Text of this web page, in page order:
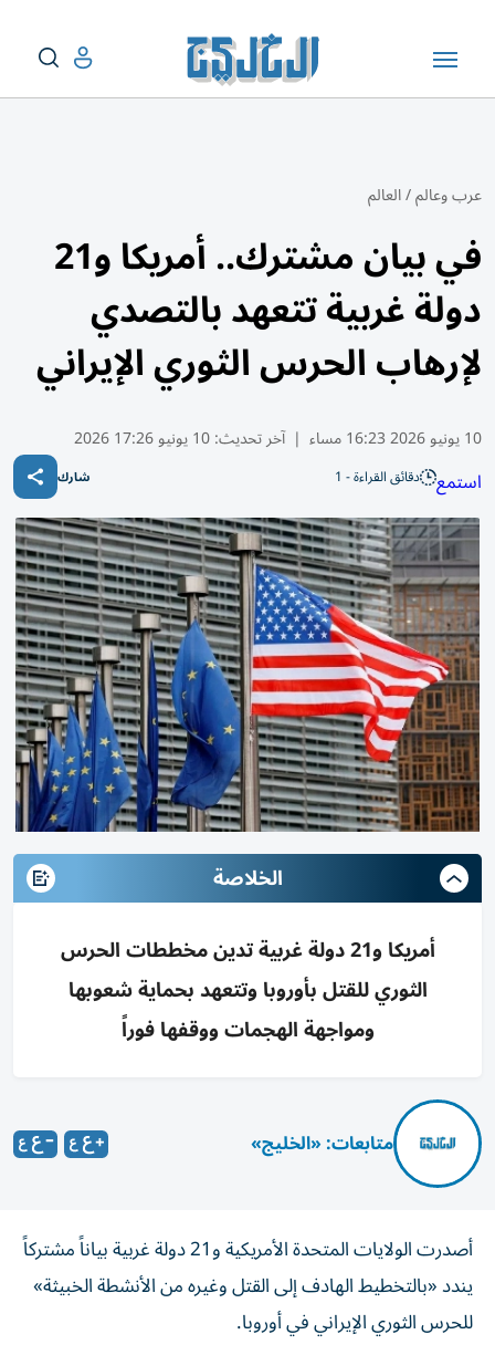
عرب وعالم/العالم
في بيان مشترك.. أمريكا و21
دولة غربية تتعهد بالتصدي
لإرهاب الحرس الثوري الإيراني
10 يونيو 2026 16:23 مساء | آخر تحديث:10 يونيو 17:26 2026
استمع دقائق القراءة - 1 شارك
الخلاصة
أمريكا و21 دولة غربية تدين مخططات الحرس
الثوري للقتل بأوروبا وتتعهد بحماية شعوبها
ومواجهة الهجمات ووقفها فوراً
متابعات: «الخليج»
أصدرت الولايات المتحدة الأمريكية و21 دولة غربية بياناً مشتركاً
يندد «بالتخطيط الهادف إلى القتل وغيره من الأنشطة الخبيثة»
للحرس الثوري الإيراني في أوروبا.